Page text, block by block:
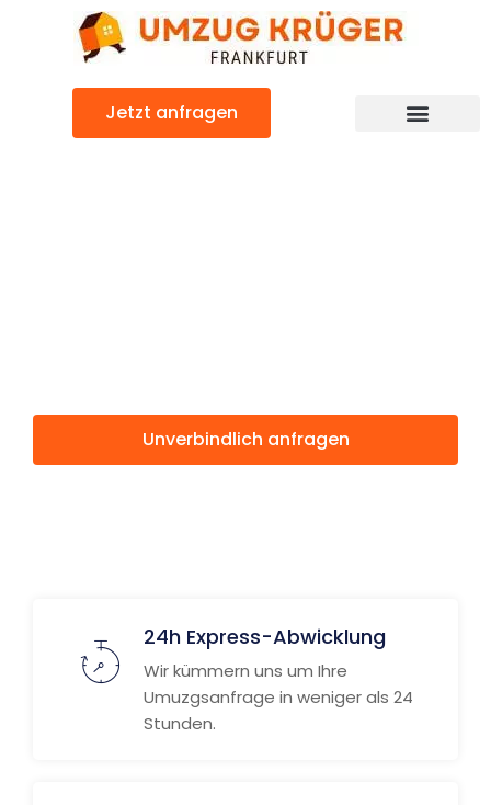
Jetzt anfragen
Unverbindlich anfragen
24h Express-Abwicklung
Wir kümmern uns um Ihre
Umuzgsanfrage in weniger als 24
Stunden.